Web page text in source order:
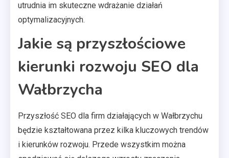
utrudnia im skuteczne wdrażanie działań
optymalizacyjnych.
Jakie są przyszłościowe
kierunki rozwoju SEO dla
Wałbrzycha
Przyszłość SEO dla firm działających w Wałbrzychu
będzie kształtowana przez kilka kluczowych trendów
i kierunków rozwoju. Przede wszystkim można